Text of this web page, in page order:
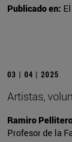
Publicado en:
03 | 04 | 2025
Artistas,
Ramiro
Profesor de la